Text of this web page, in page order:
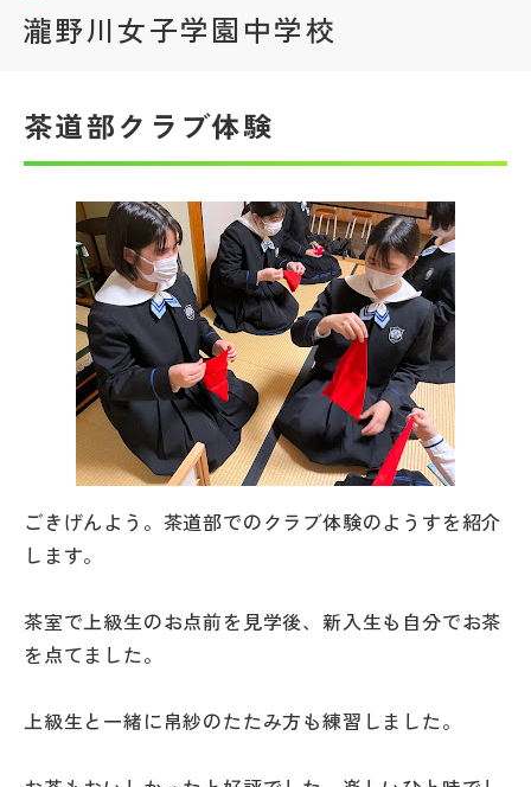
私学探検隊
帰国生受験情報
説明会・イベント情報
よみもの
学校からのお知らせ
学校HP最新情報
特集
NettyLandかわら版
その他
お問い合わせ
瀧野川女子学園中学校
茶道部クラブ体験
ごきげんよう。茶道部でのクラブ体験のようすを紹介
します。
茶室で上級生のお点前を見学後、新入生も自分でお茶
を点てました。
上級生と一緒に帛紗のたたみ方も練習しました。